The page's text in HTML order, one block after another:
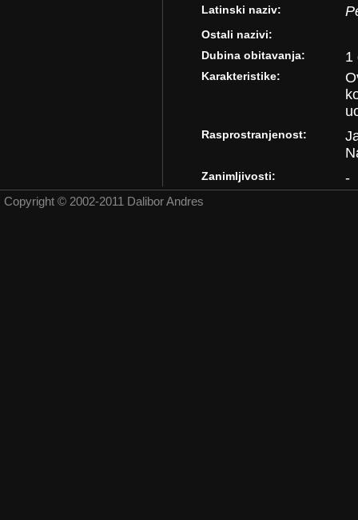
Latinski naziv:
Ostali nazivi:
Dubina obitavanja:
1
Karakteristike:
Rasprostranjenost:
Zanimljivosti: -
Copyright © 2002-2011 Dalibor Andres